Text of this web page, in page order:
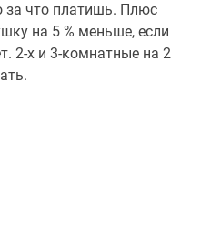
за что платишь. Плюс
на 5 % меньше, если
2-х и 3-комнатные на 2